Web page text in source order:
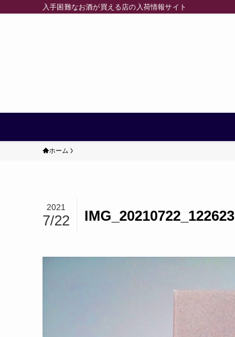
入手困難なお酒が買える店の入荷情報サイト
ホーム
IMG_20210722_122623
2021
7/22